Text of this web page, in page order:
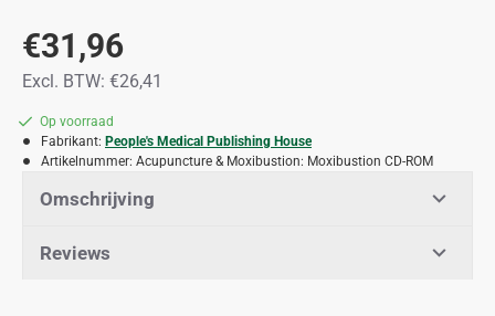
€31,96
Excl. BTW: €26,41
Op voorraad
Fabrikant: People's Medical Publishing House
Artikelnummer: Acupuncture & Moxibustion: Moxibustion CD-ROM
Omschrijving
Reviews